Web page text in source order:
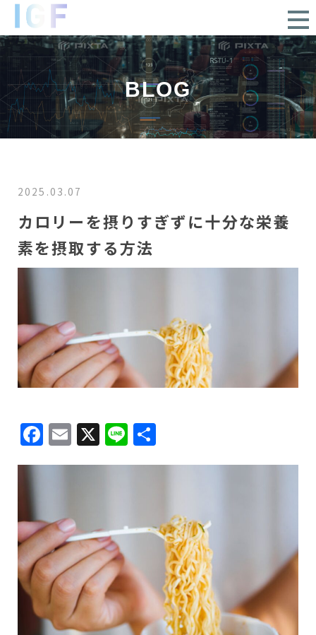
BLOG
2025.03.07
カロリーを摂りすぎずに十分な栄養
素を摂取する方法
Facebook
Email
X Line
有